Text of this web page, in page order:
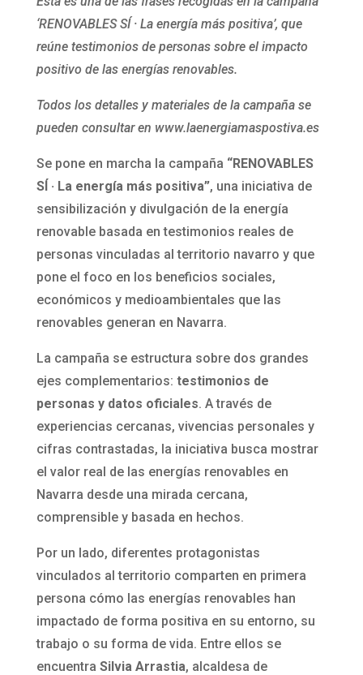
‘RENOVABLES SÍ · La energía más positiva’, que
reúne testimonios de personas sobre el impacto
positivo de las energías renovables.
Todos los detalles y materiales de la campaña se
pueden consultar en www.laenergiamaspostiva.es
Se pone en marcha la campaña “RENOVABLES
SÍ · La energía más positiva”, una iniciativa de
sensibilización y divulgación de la energía
renovable basada en testimonios reales de
personas vinculadas al territorio navarro y que
pone el foco en los beneficios sociales,
económicos y medioambientales que las
renovables generan en Navarra.
La campaña se estructura sobre dos grandes
ejes complementarios: testimonios de
personas y datos oficiales. A través de
experiencias cercanas, vivencias personales y
cifras contrastadas, la iniciativa busca mostrar
el valor real de las energías renovables en
Navarra desde una mirada cercana,
comprensible y basada en hechos.
Por un lado, diferentes protagonistas
vinculados al territorio comparten en primera
persona cómo las energías renovables han
impactado de forma positiva en su entorno, su
trabajo o su forma de vida. Entre ellos se
encuentra Silvia Arrastia, alcaldesa de